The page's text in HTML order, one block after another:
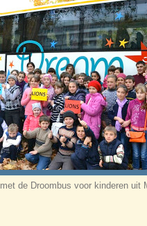
de Droombus voor kinderen uit